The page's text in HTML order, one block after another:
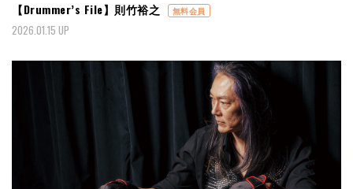
【Drummer’s File】則竹裕之
無料会員
2026.01.15 UP